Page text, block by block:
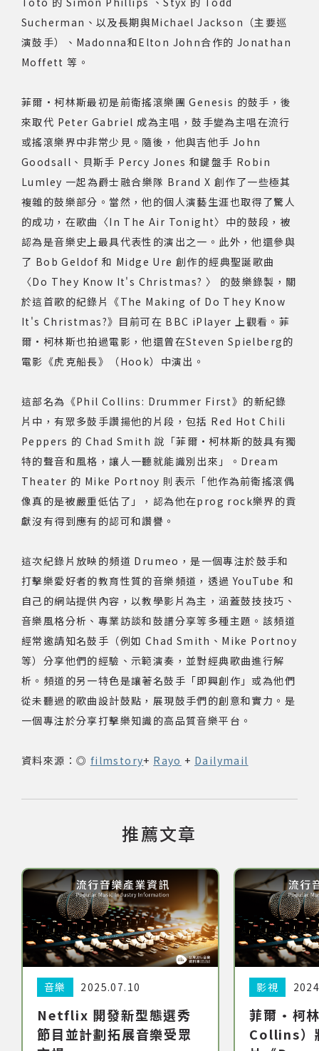
Sucherman、以及長期與Michael Jackson（主要巡
演鼓手）、Madonna和Elton John合作的 Jonathan
Moffett 等。
菲爾·柯林斯最初是前衛搖滾樂團 Genesis 的鼓手，後
來取代 Peter Gabriel 成為主唱，鼓手變為主唱在流行
或搖滾樂界中非常少見。隨後，他與吉他手 John
Goodsall、貝斯手 Percy Jones 和鍵盤手 Robin
Lumley 一起為爵士融合樂隊 Brand X 創作了一些極其
複雜的鼓樂部分。當然，他的個人演藝生涯也取得了驚人
的成功，在歌曲〈In The Air Tonight〉中的鼓段，被
認為是音樂史上最具代表性的演出之一。此外，他還參與
了 Bob Geldof 和 Midge Ure 創作的經典聖誕歌曲
〈Do They Know It's Christmas? 〉 的鼓樂錄製，關
於這首歌的紀錄片《The Making of Do They Know
It's Christmas?》目前可在 BBC iPlayer 上觀看。菲
爾·柯林斯也拍過電影，他還曾在Steven Spielberg的
電影《虎克船長》（Hook）中演出。
這部名為《Phil Collins: Drummer First》的新紀錄
片中，有眾多鼓手讚揚他的片段，包括 Red Hot Chili
Peppers 的 Chad Smith 說「菲爾·柯林斯的鼓具有獨
特的聲音和風格，讓人一聽就能識別出來」。Dream
Theater 的 Mike Portnoy 則表示「他作為前衛搖滾偶
像真的是被嚴重低估了」，認為他在prog rock樂界的貢
獻沒有得到應有的認可和讚譽。
這次紀錄片放映的頻道 Drumeo ，是一個專注於鼓手和
打擊樂愛好者的教育性質的音樂頻道，透過 YouTube 和
自己的網站提供內容，以教學影片為主，涵蓋鼓技技巧、
音樂風格分析、專業訪談和鼓譜分享等多種主題。該頻道
經常邀請知名鼓手（例如 Chad Smith、Mike Portnoy
等）分享他們的經驗、示範演奏，並對經典歌曲進行解
析。頻道的另一特色是讓著名鼓手「即興創作」或為他們
從未聽過的歌曲設計鼓點，展現鼓手們的創意和實力。是
一個專注於分享打擊樂知識的高品質音樂平台。
資料來源：◎ filmstory+ Rayo + Dailymail
推薦文章
分類:
音樂 日期:
2025.07.10
Netflix 開發新型態選秀
節目並計劃拓展音樂受眾
分類:
影視 日期:
菲爾·柯
Collins）